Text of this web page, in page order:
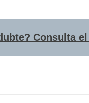
Consulta